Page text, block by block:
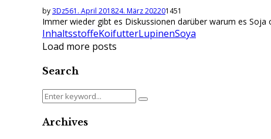
by3Dz561. April 201824. März 202201451
Immer wieder gibt es Diskussionen darüber warum es
InhaltsstoffeKoifutterLupinenSoya
Load more posts
Search
Search
Search
Archives